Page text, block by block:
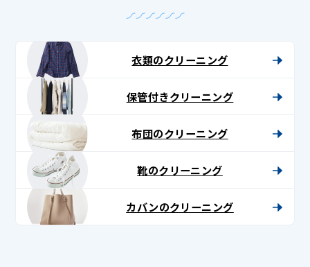
衣類のクリーニング
保管付きクリーニング
布団のクリーニング
靴のクリーニング
カバンのクリーニング